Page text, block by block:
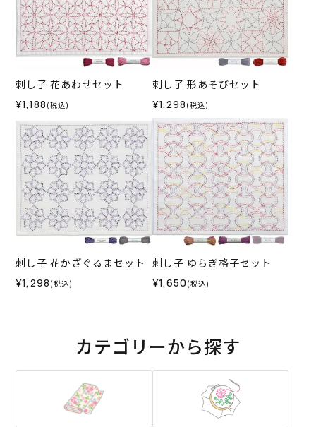
刺し子 花あわせセット
¥1,188 (税込)
刺し子 形あそびセット
¥1,298 (税込)
刺し子 花かざぐるまセット
¥1,298 (税込)
刺し子 ゆらぎ格子セット
¥1,650 (税込)
カテゴリーから探す